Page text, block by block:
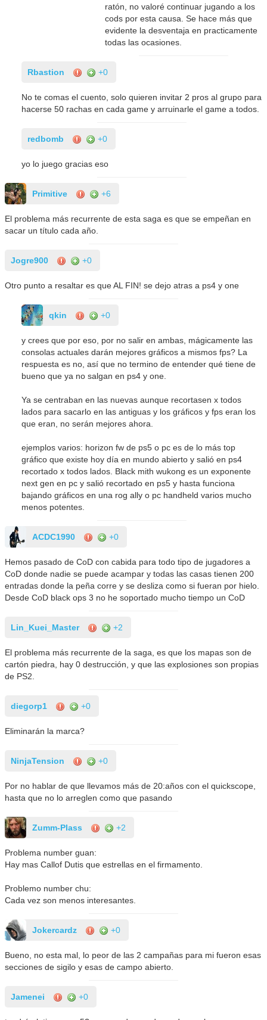
ratón, no valoré continuar jugando a los
cods por esta causa. Se hace más que
evidente la desventaja en practicamente
todas las ocasiones.
Rbastion +0
No te comas el cuento, solo quieren invitar 2 pros al grupo para
hacerse 50 rachas en cada game y arruinarle el game a todos.
redbomb +0
yo lo juego gracias eso
Primitive +6
El problema más recurrente de esta saga es que se empeñan en
sacar un título cada año.
Jogre900 +0
Otro punto a resaltar es que AL FIN! se dejo atras a ps4 y one
qkin +0
y crees que por eso, por no salir en ambas, mágicamente las
consolas actuales darán mejores gráficos a mismos fps? La
respuesta es no, así que no termino de entender qué tiene de
bueno que ya no salgan en ps4 y one.
Ya se centraban en las nuevas aunque recortasen x todos
lados para sacarlo en las antiguas y los gráficos y fps eran los
que eran, no serán mejores ahora.
ejemplos varios: horizon fw de ps5 o pc es de lo más top
gráfico que existe hoy día en mundo abierto y salió en ps4
recortado x todos lados. Black mith wukong es un exponente
next gen en pc y salió recortado en ps5 y hasta funciona
bajando gráficos en una rog ally o pc handheld varios mucho
menos potentes.
ACDC1990 +0
Hemos pasado de CoD con cabida para todo tipo de jugadores a
CoD donde nadie se puede acampar y todas las casas tienen 200
entradas donde la peña corre y se desliza como si fueran por hielo.
Desde CoD black ops 3 no he soportado mucho tiempo un CoD
Lin_Kuei_Master +2
El problema más recurrente de la saga, es que los mapas son de
cartón piedra, hay 0 destrucción, y que las explosiones son propias
de PS2.
diegorp1 +0
Eliminarán la marca?
NinjaTension +0
Por no hablar de que llevamos más de 20:años con el quickscope,
hasta que no lo arreglen como que pasando
Zumm-Plass +2
Problema number guan:
Hay mas Callof Dutis que estrellas en el firmamento.
Problemo number chu:
Cada vez son menos interesantes.
Jokercardz +0
Bueno, no esta mal, lo peor de las 2 campañas para mi fueron esas
secciones de sigilo y esas de campo abierto.
Jamenei +0